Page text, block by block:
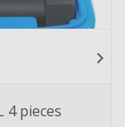
chevron_right
4 pieces